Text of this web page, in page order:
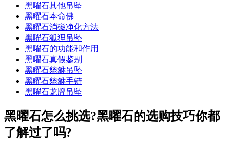
黑曜石其他吊坠
黑曜石本命佛
黑曜石消磁净化方法
黑曜石狐狸吊坠
黑曜石的功能和作用
黑曜石真假鉴别
黑曜石貔貅吊坠
黑曜石貔貅手链
黑曜石龙牌吊坠
黑曜石怎么挑选?黑曜石的选购技巧你都
了解过了吗?